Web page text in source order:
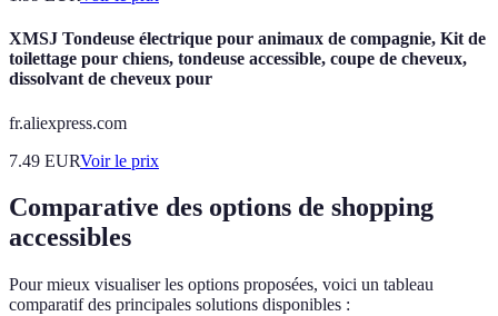
XMSJ Tondeuse électrique pour animaux de compagnie, Kit de
toilettage pour chiens, tondeuse accessible, coupe de cheveux,
dissolvant de cheveux pour
fr.aliexpress.com
7.49 EURVoir le prix
Comparative des options de shopping
accessibles
Pour mieux visualiser les options proposées, voici un tableau
comparatif des principales solutions disponibles :